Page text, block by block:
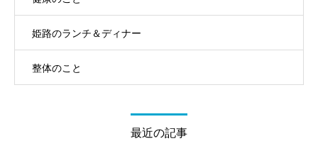
姫路のランチ＆ディナー
整体のこと
最近の記事